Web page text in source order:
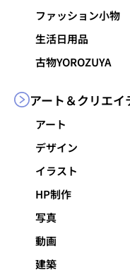
ファッション小物
生活日用品
古物YOROZUYA
アート＆クリエイ
アート
デザイン
イラスト
HP制作
写真
動画
建築